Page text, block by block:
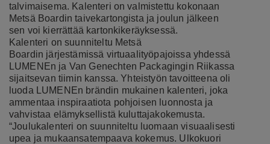
talvimaisema. Kalenteri on valmistettu kokonaan
Metsä Boardin taivekartongista ja joulun jälkeen
sen voi kierrättää kartonkikeräyksessä.
Kalenteri on suunniteltu Metsä
Boardin järjestämissä virtuaalityöpajoissa yhdessä
LUMENEn ja Van Genechten Packagingin Riikassa
sijaitsevan tiimin kanssa. Yhteistyön tavoitteena oli
luoda LUMENEn brändin mukainen kalenteri, joka
ammentaa inspiraatiota pohjoisen luonnosta ja
vahvistaa elämyksellistä kuluttajakokemusta.
“Joulukalenteri on suunniteltu luomaan visuaalisesti
upea ja mukaansatempaava kokemus. Ulkokuori